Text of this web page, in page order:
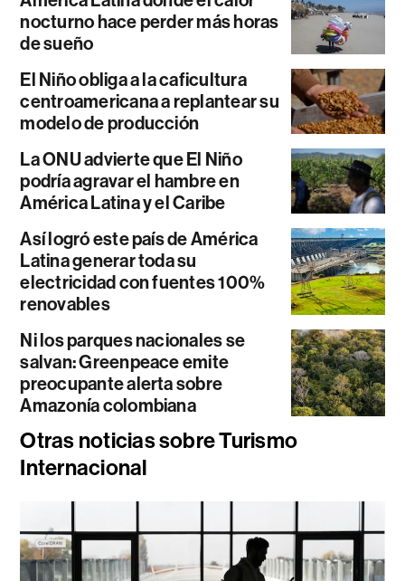
nocturno hace perder más horas
de sueño
El Niño obliga a la caficultura
centroamericana a replantear su
modelo de producción
La ONU advierte que El Niño
podría agravar el hambre en
América Latina y el Caribe
Así logró este país de América
Latina generar toda su
electricidad con fuentes 100%
renovables
Ni los parques nacionales se
salvan: Greenpeace emite
preocupante alerta sobre
Amazonía colombiana
Otras noticias sobre Turismo
Internacional